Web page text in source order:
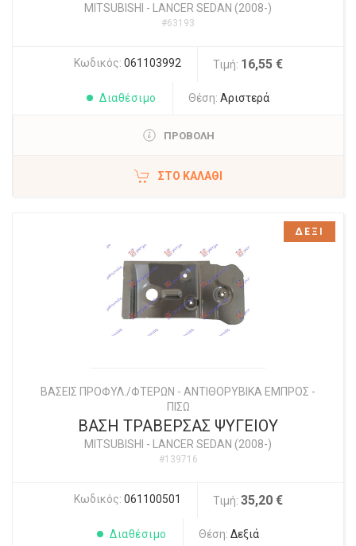
MITSUBISHI - LANCER SEDAN (2008-)
#63193
Κωδικός: 061103992 Τιμή: 16,55 €
Διαθέσιμο Θέση: Αριστερά
ΠΡΟΒΟΛΗ
ΣΤΟ ΚΑΛΆΘΙ
ΒΑΣΕΙΣ ΠΡΟΦΥΛ./ΦΤΕΡΩΝ - ΑΝΤΙΘΟΡΥΒΙΚΑ ΕΜΠΡΟΣ -
ΠΙΣΩ
ΒΑΣΗ ΤΡΑΒΕΡΣΑΣ ΨΥΓΕΙΟΥ
MITSUBISHI - LANCER SEDAN (2008-)
#139716
Κωδικός: 061100501 Τιμή: 35,20 €
Διαθέσιμο Θέση: Δεξιά
ΔΕΞΙ